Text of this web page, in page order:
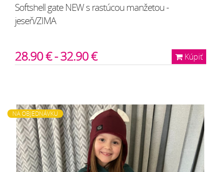
Softshell gate NEW s rastúcou manžetou -
jeseň/ZIMA
Kúpiť
28.90 € - 32.90 €
NA OBJEDNÁVKU